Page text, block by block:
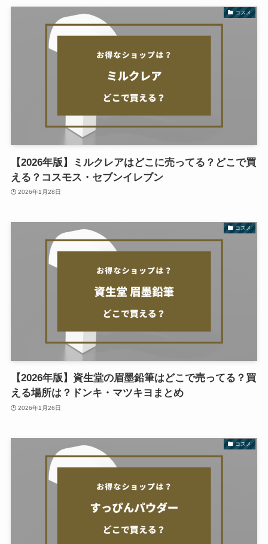
コスメ
【2026年版】ミルクレアはどこに売ってる？どこで買
える？コスモス・セブンイレブン
2026年1月28日
コスメ
【2026年版】資生堂の眉墨鉛筆はどこで売ってる？買
える場所は？ドンキ・マツキヨまとめ
2026年1月26日
コスメ